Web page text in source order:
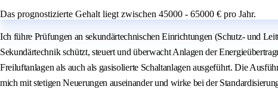
Das prognostizierte Gehalt liegt zwischen 45000 - 65000 € pro Jahr.
Ich führe Prüfungen an sekundärtechnischen Einrichtungen (Schutz- und
Sekundärtechnik schützt, steuert und überwacht Anlagen der
Freiluftanlagen als auch als gasisolierte Schaltanlagen ausgeführt. Die
mich mit stetigen Neuerungen auseinander und wirke bei der